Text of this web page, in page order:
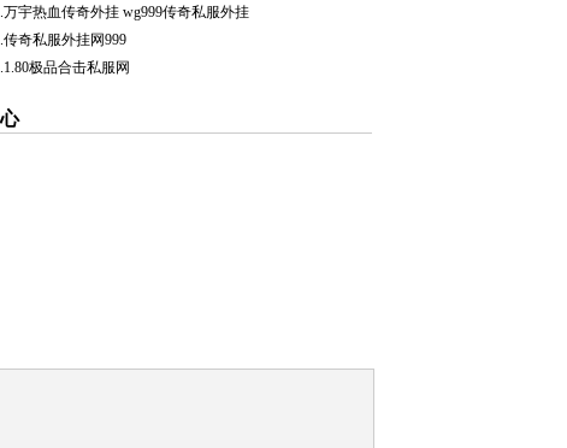
万宇热血传奇外挂 wg999传奇私服外挂
传奇私服外挂网999
1.80极品合击私服网